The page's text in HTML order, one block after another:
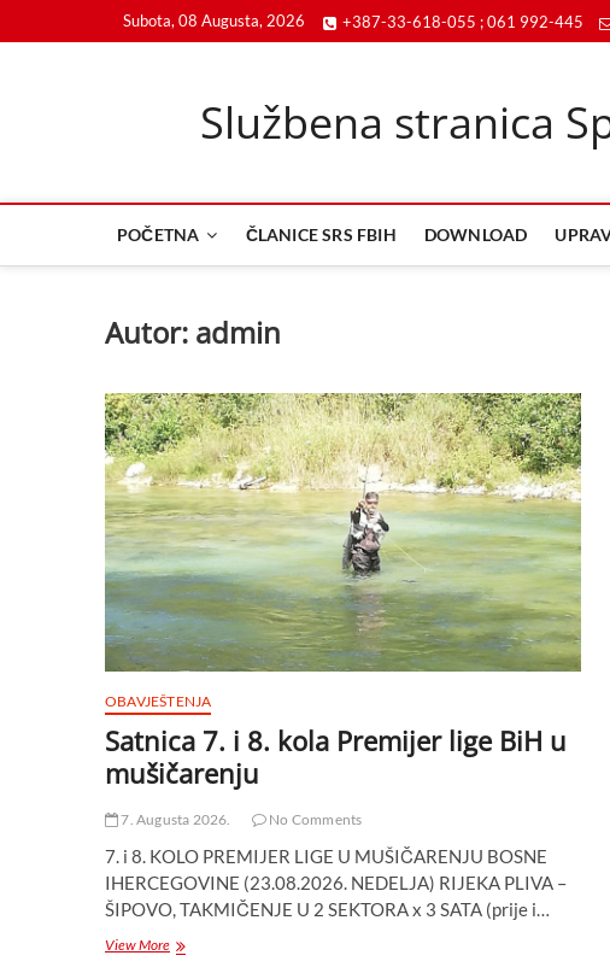
to
Subota, 08 Augusta, 2026 +387-33-618-055 ; 061 992-445
Službena stranica
POČETNA ČLANICE SRS FBIH DOWNLOAD
Autor: admin
OBAVJEŠTENJA
Satnica 7. i 8. kola Premijer lige BiH u
mušičarenju
7. Augusta 2026. No Comments
7. i 8. KOLO PREMIJER LIGE U MUŠIČARENJU BOSNE
IHERCEGOVINE (23.08.2026. NEDELJA) RIJEKA PLIVA –
ŠIPOVO, TAKMIČENJE U 2 SEKTORA x 3 SATA (prije i…
View MoreSatnica